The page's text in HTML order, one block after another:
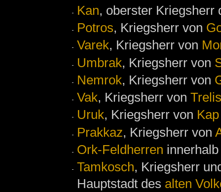
Kan, oberster Kriegsherr
Potros, Kriegsherr von
Varek, Kriegsherr von
Umbrak, Kriegsherr von
Nemrok, Kriegsherr von
Vak, Kriegsherr von Trelis
Uruk, Kriegsherr von
Prakkaz, Kriegsherr von
Ork-Feldherren
Tamkosch, Kriegsherr
Hauptstadt des alten